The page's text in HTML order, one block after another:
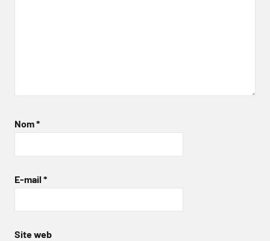
Nom*
E-mail *
Site web